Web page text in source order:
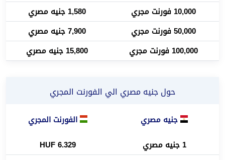
10,000 فورنت مجري
1,580 جنيه مصري
50,000 فورنت مجري
7,900 جنيه مصري
100,000 فورنت مجري
15,800 جنيه مصري
حول جنيه مصري الي الفورنت المجري
جنيه مصري
الفورنت المجري
1 جنيه مصري
6.329 HUF